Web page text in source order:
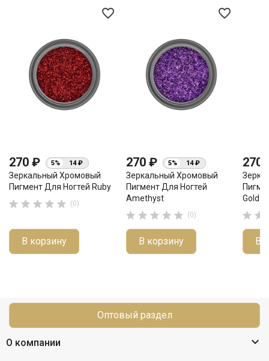
favorite_border
270 ₽ 5% 14 ₽
Зеркальный Хромовый
Пигмент Для Ногтей Ruby
     (0)
В корзину
favorite_border
270 ₽ 5% 14 ₽
Зеркальный Хромовый
Пигмент Для Ногтей
Amethyst
     (0)
В корзину
270
Gold
 
В
Оптовый раздел
О компании 